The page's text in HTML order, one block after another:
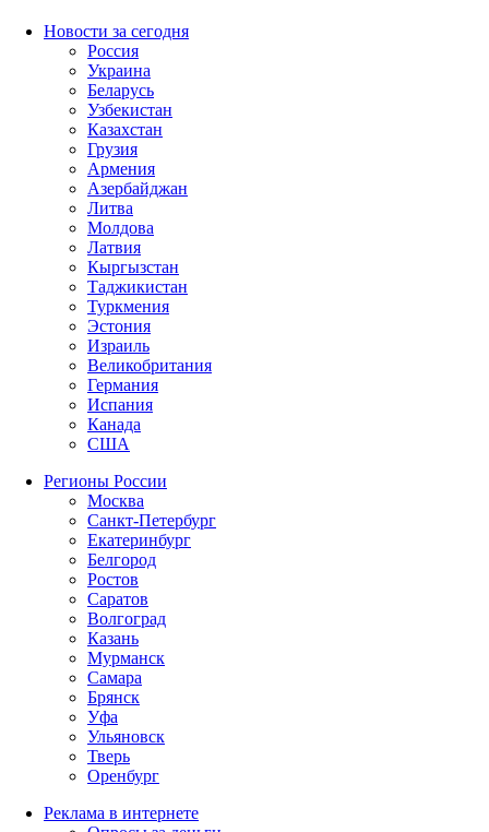
Новости за сегодня
Россия
Украина
Беларусь
Узбекистан
Казахстан
Грузия
Армения
Азербайджан
Литва
Молдова
Латвия
Кыргызстан
Таджикистан
Туркмения
Эстония
Израиль
Великобритания
Германия
Испания
Канада
США
Регионы России
Москва
Санкт-Петербург
Екатеринбург
Белгород
Ростов
Саратов
Волгоград
Казань
Мурманск
Самара
Брянск
Уфа
Ульяновск
Тверь
Оренбург
Реклама в интернете